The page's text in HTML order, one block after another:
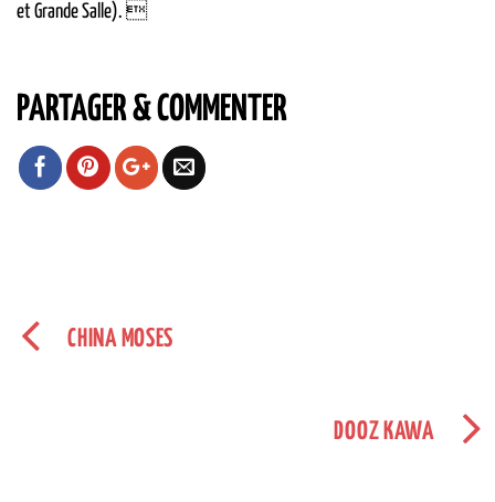
et Grande Salle). 
PARTAGER & COMMENTER
CHINA MOSES
DOOZ KAWA